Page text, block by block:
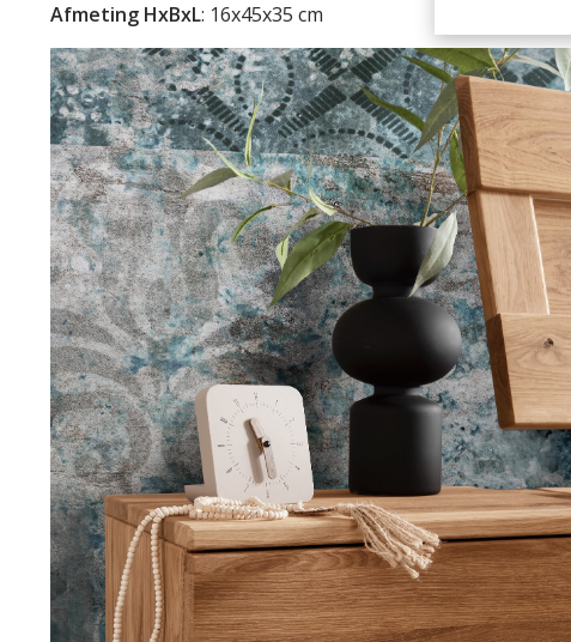
Afmeting HxBxL: 16x45x35 cm